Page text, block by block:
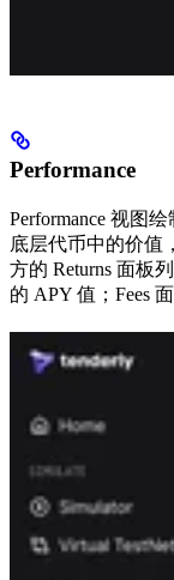
Performance
Performance 视图绘
底层代币中的价值
方的 Returns 面板
的 APY 值；Fees